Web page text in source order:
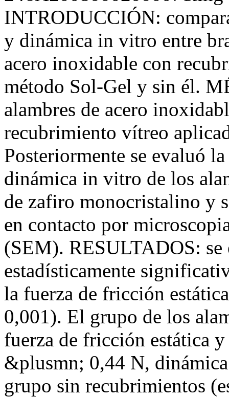
INTRODUCCIÓN:
y dinámica in vitro entre
acero inoxidable con
método Sol-Gel y sin él.
alambres de acero
recubrimiento vítreo
Posteriormente se evaluó
dinámica in vitro de los
de zafiro monocristalino y
en contacto por
(SEM). RESULTADOS: se
estadísticamente
la fuerza de fricción
0,001). El grupo de los
fuerza de fricción estática
&plusmn; 0,44 N,
grupo sin recubrimientos